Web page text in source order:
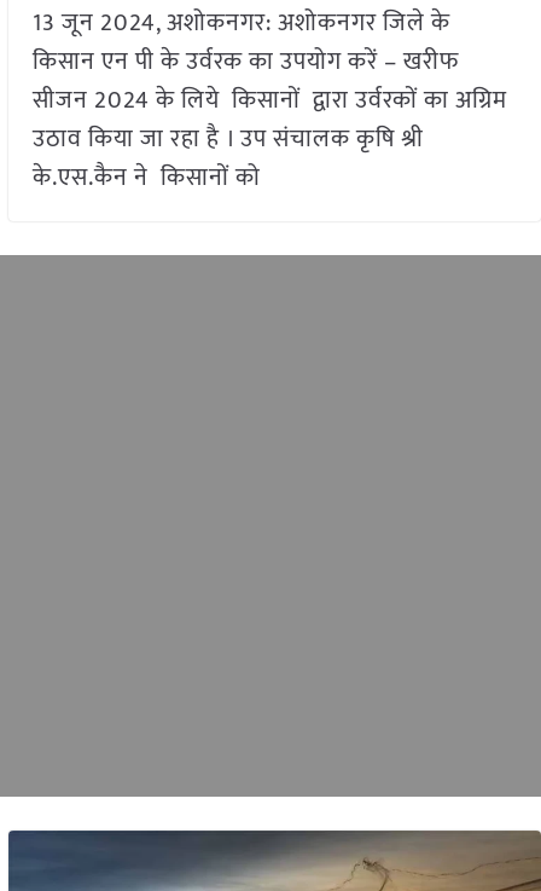
13 जून 2024, अशोकनगर: अशोकनगर जिले के
किसान एन पी के उर्वरक का उपयोग करें – खरीफ
सीजन 2024 के लिये किसानों द्वारा उर्वरकों का अग्रिम
उठाव किया जा रहा है । उप संचालक कृषि श्री
के.एस.कैन ने किसानों को